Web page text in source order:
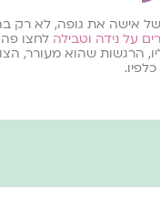
של אישה את גופה, לא רק
על נידה וטבילה לחצו
הרגשות שהוא מעורר,